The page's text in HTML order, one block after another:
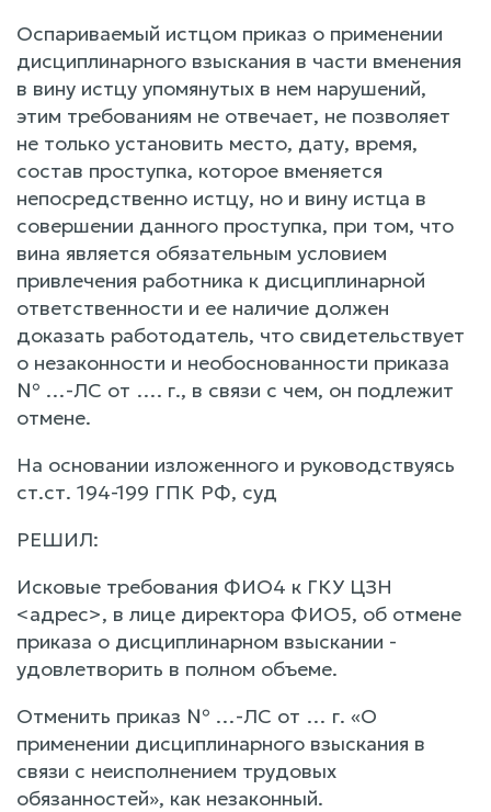
Оспариваемый истцом приказ о применении
дисциплинарного взыскания в части вменения
в вину истцу упомянутых в нем нарушений,
этим требованиям не отвечает, не позволяет
не только установить место, дату, время,
состав проступка, которое вменяется
непосредственно истцу, но и вину истца в
совершении данного проступка, при том, что
вина является обязательным условием
привлечения работника к дисциплинарной
ответственности и ее наличие должен
доказать работодатель, что свидетельствует
о незаконности и необоснованности приказа
№ …-ЛС от …. г., в связи с чем, он подлежит
отмене.
На основании изложенного и руководствуясь
ст.ст. 194-199 ГПК РФ, суд
РЕШИЛ:
Исковые требования ФИО4 к ГКУ ЦЗН
<адрес>, в лице директора ФИО5, об отмене
приказа о дисциплинарном взыскании -
удовлетворить в полном объеме.
Отменить приказ № …-ЛС от … г. «О
применении дисциплинарного взыскания в
связи с неисполнением трудовых
обязанностей», как незаконный.